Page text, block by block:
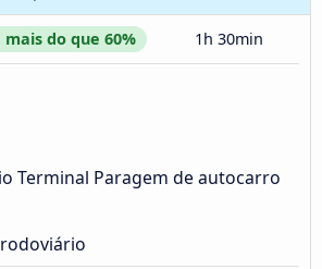
mais do que 60% 1h 30min
Terminal Paragem de autocarro